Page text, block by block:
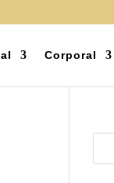
Corporal